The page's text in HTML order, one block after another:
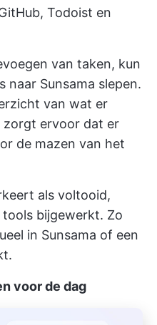
Todoist en
van taken, kun
naar Sunsama slepen.
van wat er
zorgt ervoor dat er
de mazen van het
als voltooid,
bijgewerkt. Zo
in Sunsama of een
voor de dag